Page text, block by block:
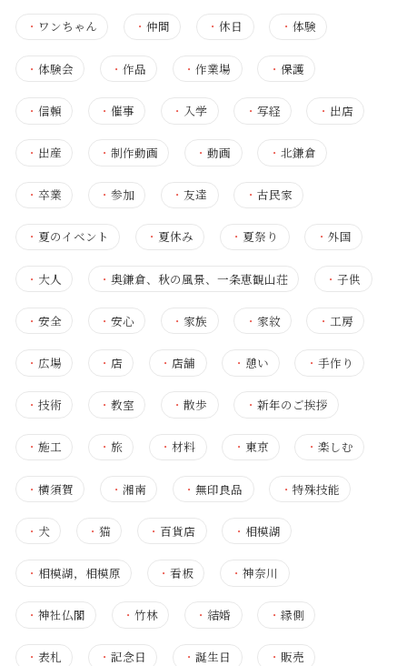
・ ワンちゃん ・仲間 ・休日 ・ 体験
・ 体験会 ・作品 ・作業場 ・ 保護
・ 信頼 ・催事 ・ 入学 ・ 写経 ・ 出店
・ 出産 ・制作動画 ・動画 ・ 北鎌倉
・ 卒業 ・参加 ・友達 ・ 古民家
・ 夏のイベント ・ 夏休み ・ 夏祭り ・ 外国
・ 大人 ・奥鎌倉、秋の風景、一条恵観山荘 ・子供
・ 安全 ・安心 ・ 家族 ・ 家紋 ・ 工房
・ 広場 ・ 店 ・ 店舗 ・ 憩い ・ 手作り
・ 技術 ・教室 ・散歩 ・ 新年のご挨拶
・ 施工 ・ 旅 ・材料 ・ 東京 ・ 楽しむ
・ 横須賀 ・湘南 ・無印良品 ・ 特殊技能
・ 犬 ・猫 ・ 百貨店 ・ 相模湖
・ 相模湖，相模原 ・看板 ・神奈川
・ 神社仏閣 ・竹林 ・結婚 ・ 縁側
・ 表札 ・記念日 ・誕生日 ・ 販売